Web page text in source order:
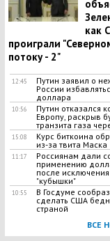
как
проиграли
потоку - 2"
12:45
Путин заявил о
России
доллара
10:56
Путин отказался
Европу, раскрыв
транзита газа
15:08
Курс биткоина
из-за твита Маска
11:17
Россиянам дали
применению
после исключения
"кубышки"
10:55
В Госдуме
сделать США
страной
ВСЕ